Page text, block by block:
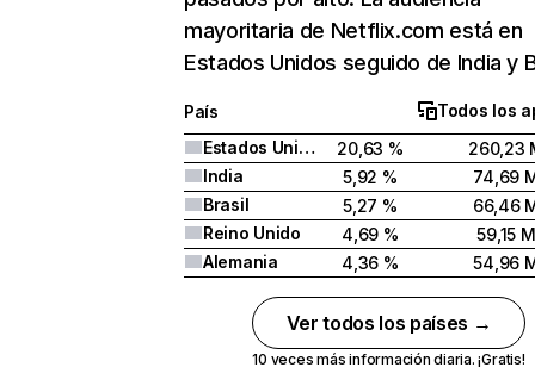
mayoritaria de Netflix.com está en
Estados Unidos seguido de India y
País
Todos los
Estados Unidos
20,63 %
260,23
India
5,92 %
74,69
Brasil
5,27 %
66,46
Reino Unido
4,69 %
59,15 M
Alemania
4,36 % 54,96
Ver todos los países →
10 veces más información diaria. ¡Gratis!